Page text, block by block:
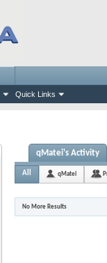
Quick Links
qMatei's Activity
All qMatei
No More Results